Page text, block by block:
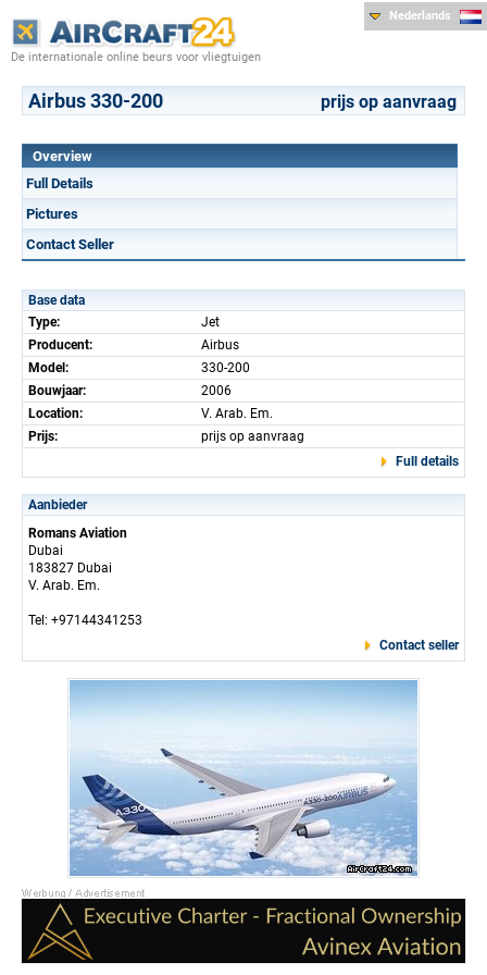
De internationale online beurs voor vliegtuigen
Nederlands
Airbus 330-200 prijs op aanvraag
Overview
Full Details
Pictures
Contact Seller
Base data
Type:
Jet
Producent:
Airbus
Model:
330-200
Bouwjaar:
2006
Location:
V. Arab. Em.
Prijs:
prijs op aanvraag
Full details
Aanbieder
Romans Aviation
Dubai
183827 Dubai
V. Arab. Em.
Tel: +97144341253
Contact seller